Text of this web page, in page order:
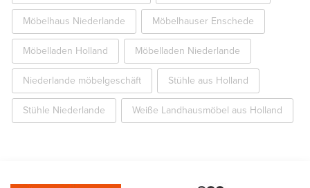
Möbelhaus Niederlande Möbelhauser Enschede
Möbelladen Holland Möbelladen Niederlande
Niederlande möbelgeschäft Stühle aus Holland
Stühle Niederlande Weiße Landhausmöbel aus Holland